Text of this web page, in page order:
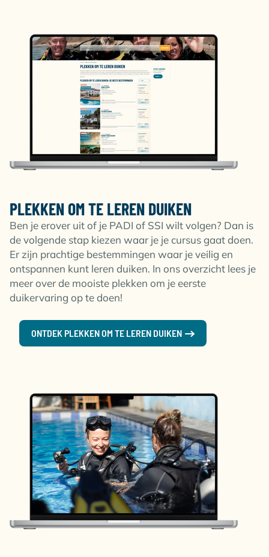
PLEKKEN OM TE LEREN DUIKEN
Ben je erover uit of je PADI of SSI wilt volgen? Dan is
de volgende stap kiezen waar je je cursus gaat doen.
Er zijn prachtige bestemmingen waar je veilig en
ontspannen kunt leren duiken. In ons overzicht lees je
meer over de mooiste plekken om je eerste
duikervaring op te doen!
ONTDEK PLEKKEN OM TE LEREN DUIKEN